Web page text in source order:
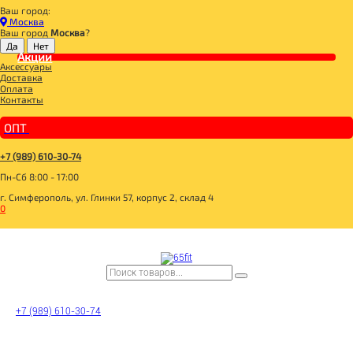
Ваш город:
Москва
Ваш город Москва?
Акции
Аксессуары
Доставка
Оплата
Контакты
ОПТ
+7 (989) 610-30-74
Пн-Сб 8:00 - 17:00
г. Симферополь, ул. Глинки 57, корпус 2, склад 4
0
+7 (989) 610-30-74
Главная
BOMBBAR, CHIKALAB, SNAQ FABRIQ
BOMBBAR, CHIKALAB, SNAQ FABRIQ
__3 SKU 3+1 с 20.07.-31.07.26
BOMBBAR Вафли с начинкой
__20 SKU 2+1 с 07.05.-31.05.26
_BOMBBAR PRO Milk МОЛОКО МАРКИРОВАННОЕ
__20 SKU 2+1 с 28.01.-18.02.26+31.03.26+30.04.26
SNAQ FABRIQ Конфеты Qwikler minis
BOMBBAR Пирожное протеиновое
BOMBBAR EAA Pro
BOMBBAR Изотоник Pro
0.1 ПЭТ